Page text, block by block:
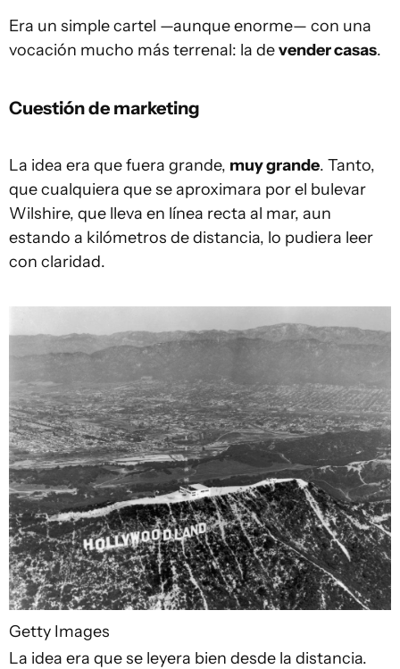
Era un simple cartel —aunque enorme— con una
vocación mucho más terrenal: la devender casas.
Cuestión de marketing
La idea era que fuera grande, muy grande. Tanto,
que cualquiera que se aproximara por el bulevar
Wilshire, que lleva en línea recta al mar, aun
estando a kilómetros de distancia, lo pudiera leer
con claridad.
Getty Images
La idea era que se leyera bien desde la distancia.